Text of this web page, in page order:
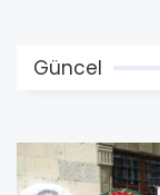
Güncel